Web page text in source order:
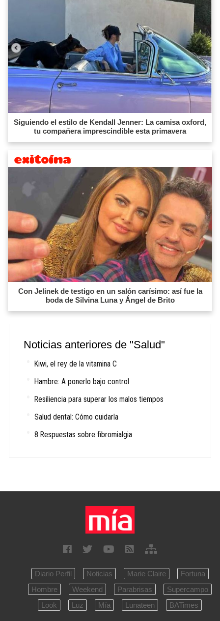
Siguiendo el estilo de Kendall Jenner: La camisa oxford,
tu compañera imprescindible esta primavera
Con Jelinek de testigo en un salón carísimo: así fue la
boda de Silvina Luna y Ángel de Brito
Noticias anteriores de "Salud"
Kiwi, el rey de la vitamina C
Hambre: A ponerlo bajo control
Resiliencia para superar los malos tiempos
Salud dental: Cómo cuidarla
8 Respuestas sobre fibromialgia
Diario Perfil Noticias Marie Claire
Fortuna
Hombre
Weekend Parabrisas
Supercampo
Look
Luz Mía Lunateen BATimes